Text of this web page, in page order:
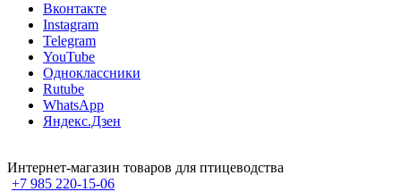
Вконтакте
Instagram
Telegram
YouTube
Одноклассники
Rutube
WhatsApp
Яндекс.Дзен
Интернет-магазин товаров для птицеводства
+7 985 220-15-06